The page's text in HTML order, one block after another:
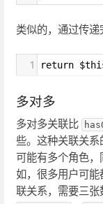
类似的，通过传递
1 return
多对多
多对多关联比
些。这种关联关
可能有多个角色，
如，很多用户可
联关系，需要三张